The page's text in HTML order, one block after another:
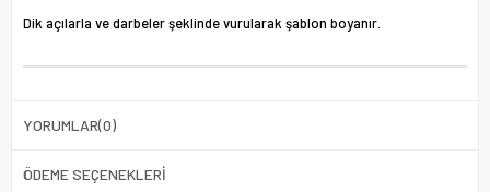
Dik açılarla ve darbeler şeklinde vurularak şablon boyanır.
YORUMLAR(0)
ÖDEME SEÇENEKLERI